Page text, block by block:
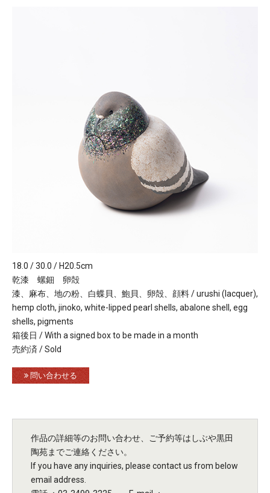
18.0 / 30.0 / H20.5cm
乾漆 螺鈿 卵殻
漆、麻布、地の粉、白蝶貝、鮑貝、卵殻、顔料 / urushi (lacquer),
hemp cloth, jinoko, white-lipped pearl shells, abalone shell, egg
shells, pigments
箱後日 / With a signed box to be made in a month
売約済 / Sold
問い合わせる
作品の詳細等のお問い合わせ、ご予約等はしぶや黒田
陶苑までご連絡ください。
If you have any inquiries, please contact us from below
email address.